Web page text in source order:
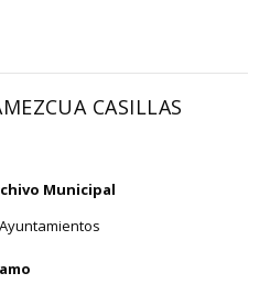
RUÍZ SANTANA
CASILLAS
Municipal
Ayuntamientos